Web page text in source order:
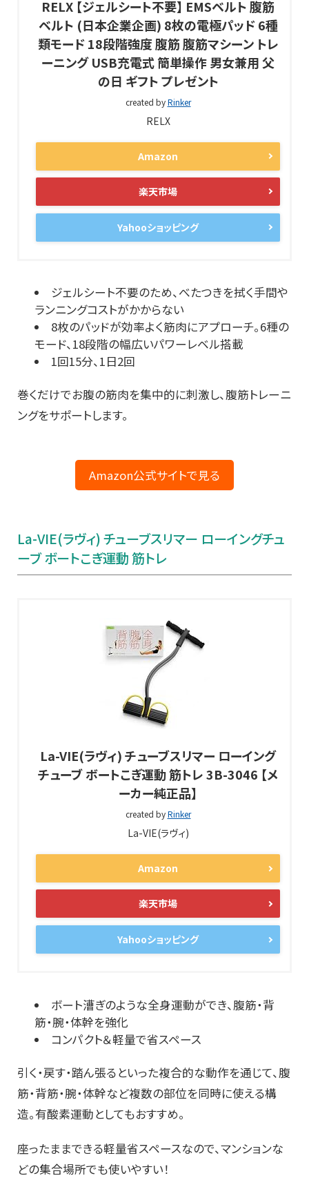
RELX 【ジェルシート不要】 EMSベルト 腹筋
ベルト (日本企業企画) 8枚の電極パッド 6種
類モード 18段階強度 腹筋 腹筋マシーン トレ
ーニング USB充電式 簡単操作 男女兼用 父
の日 ギフト プレゼント
created byRinker
RELX
Amazon
楽天市場
Yahooショッピング
ジェルシート不要のため、べたつきを拭く手間や
ランニングコストがかからない
8枚のパッドが効率よく筋肉にアプローチ。6種の
モード、18段階の幅広いパワーレベル搭載
1回15分、1日2回
巻くだけでお腹の筋肉を集中的に刺激し、腹筋トレーニ
ングをサポートします。
Amazon公式サイトで見る
La-VIE(ラヴィ) チューブスリマー ローイングチュ
ーブ ボートこぎ運動 筋トレ
La-VIE(ラヴィ) チューブスリマー ローイング
チューブ ボートこぎ運動 筋トレ 3B-3046 【メ
ーカー純正品】
created byRinker
La-VIE(ラヴィ)
Amazon
楽天市場
Yahooショッピング
ボート漕ぎのような全身運動ができ、腹筋・背
筋・腕・体幹を強化
コンパクト＆軽量で省スペース
引く・戻す・踏ん張るといった複合的な動作を通じて、腹
筋・背筋・腕・体幹など複数の部位を同時に使える構
造。有酸素運動としてもおすすめ。
座ったままできる軽量省スペースなので、マンションな
どの集合場所でも使いやすい！